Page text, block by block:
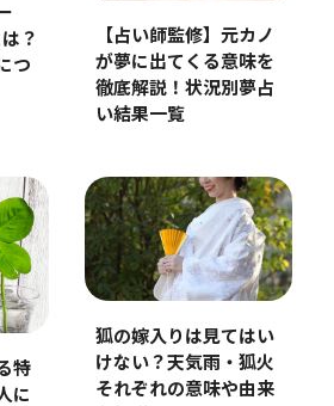
？
つ
【占い師監修】元カノ
が夢に出てくる意味を
徹底解説！状況別夢占
い結果一覧
特
に
狐の嫁入りは見てはい
けない？天気雨・狐火
それぞれの意味や由来